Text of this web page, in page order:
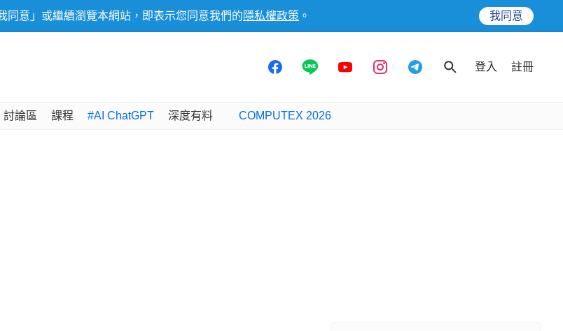
意」或繼續瀏覽本網站，即表示您同意我們的 隱私權政策 。 我同意
登入 註冊
討論區 課程 #AI ChatGPT 深度有料 COMPUTEX 2026